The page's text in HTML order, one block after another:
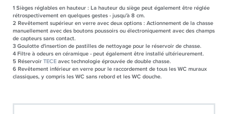
1Sièges réglables en hauteur : La hauteur du siège peut également être réglée
rétrospectivement en quelques gestes - jusqu'à 8 cm.
2 Revêtement supérieur en verre avec deux options : Actionnement de la chasse
manuellement avec des boutons poussoirs ou électroniquement avec des champs
de capteurs sans contact.
3Goulotte d'insertion de pastilles de nettoyage pour le réservoir de chasse.
4Filtre à odeurs en céramique - peut également être installé ultérieurement.
5 RéservoirTECEavec technologie éprouvée de double chasse.
6 Revêtement inférieur en verre pour le raccordement de tous les WC muraux
classiques, y compris les WC sans rebord et les WC douche.